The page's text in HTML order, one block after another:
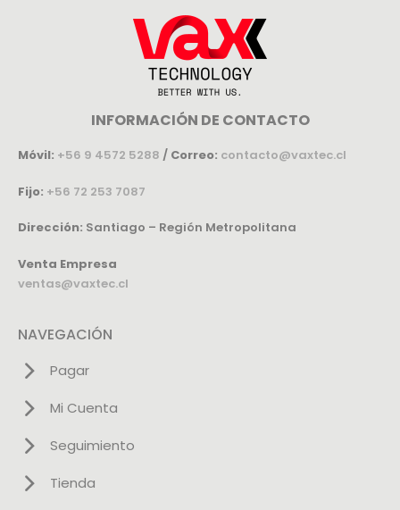
INFORMACIÓN DE CONTACTO
Móvil: +56 9 4572 5288 / Correo: contacto@vaxtec.cl
Fijo: +56 72 253 7087
Dirección: Santiago – Región Metropolitana
Venta Empresa
ventas@vaxtec.cl
NAVEGACIÓN
Pagar
Mi Cuenta
Seguimiento
Tienda